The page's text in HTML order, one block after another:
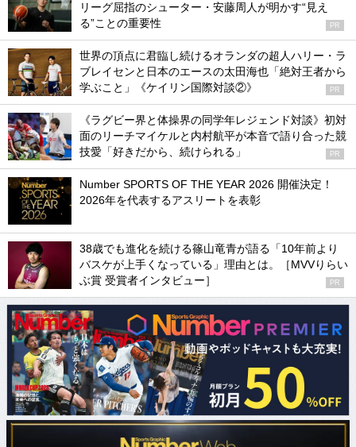
リーグ屈指のシューター・安藤周人が明かす“見え
る”ことの重要性
PR
世界の頂点に君臨し続けるオランダの超人ハリー・ラ
ブレイセンと日本のエースの太田海也「絶対王者から
学ぶこと」《ケイリン国際対談②》
PR
《ラグビー界と体操界の同学年レジェンド対談》初対
面のリーチマイケルと内村航平が本音で語り合った競
技愛「好きだから、続けられる」
PR
Number SPORTS OF THE YEAR 2026 開催決定！
2026年を代表するアスリートを表彰
38歳でも進化を続ける篠山竜青が語る「10年前より
バスケが上手くなっている」理由とは。［MVVりらい
ぶ賞 受賞者インタビュー］
PR